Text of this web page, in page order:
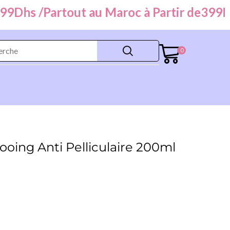
/Partout au Maroc à Partir de399Dhs
0
Anti Pelliculaire 200ml